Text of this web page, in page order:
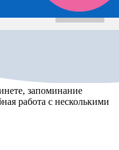
запоминание
работа с несколькими